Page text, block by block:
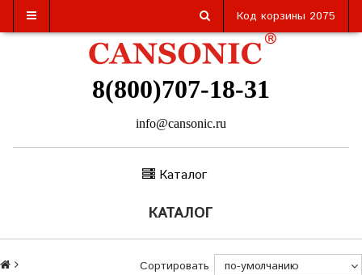
Код корзины 2075
8(800)707-18-31
info@cansonic.ru
Каталог
КАТАЛОГ
Сортировать